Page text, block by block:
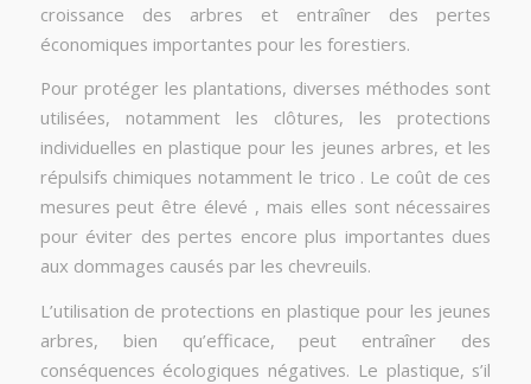
croissance des arbres et entraîner des pertes
économiques importantes pour les forestiers.
Pour protéger les plantations, diverses méthodes sont
utilisées, notamment les clôtures, les protections
individuelles en plastique pour les jeunes arbres, et les
répulsifs chimiques notamment le trico . Le coût de ces
mesures peut être élevé , mais elles sont nécessaires
pour éviter des pertes encore plus importantes dues
aux dommages causés par les chevreuils.
L’utilisation de protections en plastique pour les jeunes
arbres, bien qu’efficace, peut entraîner des
conséquences écologiques négatives. Le plastique, s’il